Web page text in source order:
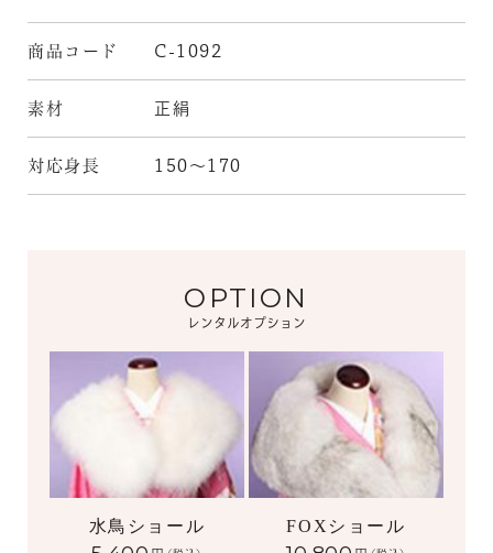
商品コード C-1092
素材 正絹
対応身長 150～170
OPTION
レンタルオプション
水鳥ショール FOXショール